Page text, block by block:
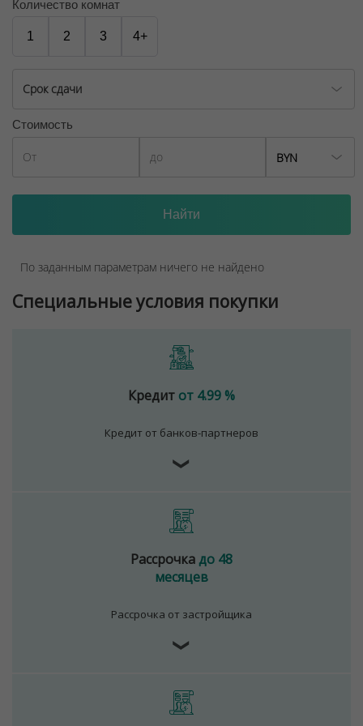
Количество комнат
1 2 3 4+
Срок сдачи
Стоимость
BYN
По заданным параметрам ничего не найдено
Специальные условия покупки
Кредит от 4.99 %
Кредит от банков-партнеров
❯
Рассрочкадо 48
месяцев
Рассрочка от застройщика
❯